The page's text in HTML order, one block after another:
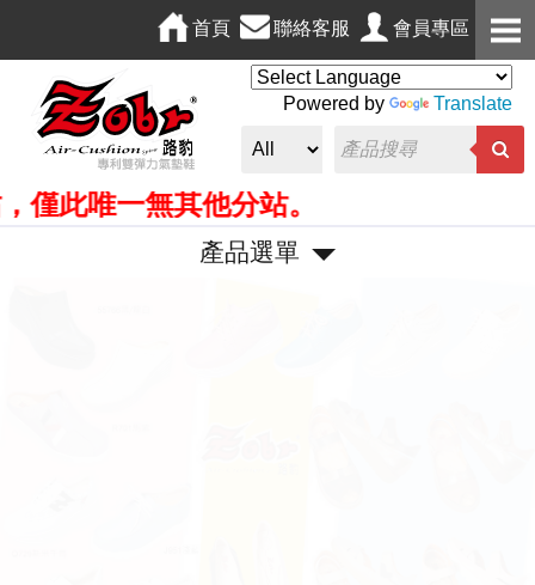
會員專區
聯絡客服
首頁
Powered by Translate
唯一無其他分站。
產品選單